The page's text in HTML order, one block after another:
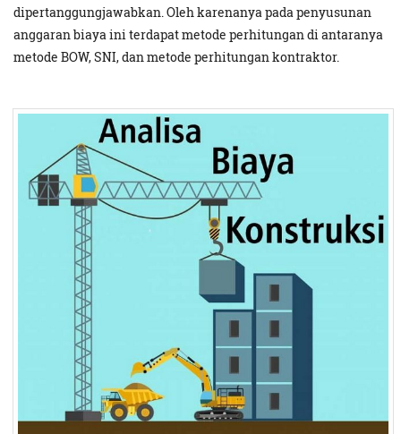
dipertanggungjawabkan. Oleh karenanya pada penyusunan
anggaran biaya ini terdapat metode perhitungan di antaranya
metode BOW, SNI, dan metode perhitungan kontraktor.